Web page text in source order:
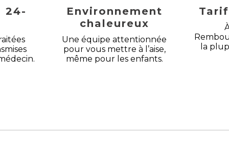
24-
Environnement
chaleureux
Une équipe attentionnée
pour vous mettre à l’aise,
même pour les enfants.
la